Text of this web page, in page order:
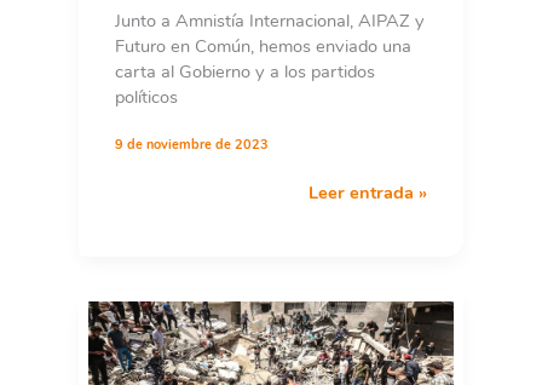
Junto a Amnistía Internacional, AIPAZ y
Futuro en Común, hemos enviado una
carta al Gobierno y a los partidos
políticos
9 de noviembre de 2023
Israel
650
de
organizaciones
Leer entrada »